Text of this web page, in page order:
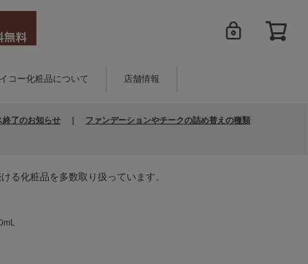
コー化粧品について 店舗情報
終了のお知らせ ファンデーションやチークの詰め替えの種類
る化粧品を多数取り扱っています。